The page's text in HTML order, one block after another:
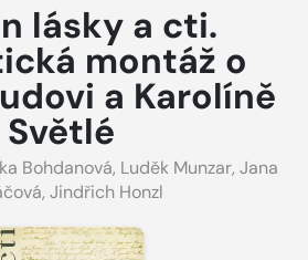
lásky a cti.
montáž o
a Karolíně
Světlé
Bohdanová, Luděk Munzar, Jana
, Jindřich Honzl